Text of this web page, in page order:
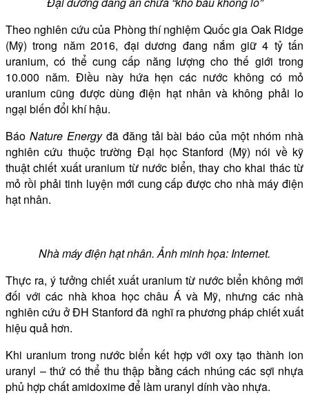
Theo nghiên cứu của Phòng thí nghiệm Quốc gia Oak Ridge
(Mỹ) trong năm 2016, đại dương đang nắm giữ 4 tỷ tấn
uranium, có thể cung cấp năng lượng cho thế giới trong
10.000 năm. Điều này hứa hẹn các nước không có mỏ
uranium cũng được dùng điện hạt nhân và không phải lo
ngại biến đổi khí hậu.
Báo Nature Energyđã đăng tải bài báo của một nhóm nhà
nghiên cứu thuộc trường Đại học Stanford (Mỹ) nói về kỹ
thuật chiết xuất uranium từ nước biển, thay cho khai thác từ
mỏ rồi phải tinh luyện mới cung cấp được cho nhà máy điện
hạt nhân.
Nhà máy điện hạt nhân. Ảnh minh họa: Internet.
Thực ra, ý tưởng chiết xuất uranium từ nước biển không mới
đối với các nhà khoa học châu Á và Mỹ, nhưng các nhà
nghiên cứu ở ĐH Stanford đã nghĩ ra phương pháp chiết xuất
hiệu quả hơn.
Khi uranium trong nước biển kết hợp với oxy tạo thành ion
uranyl – thứ có thể thu thập bằng cách nhúng các sợi nhựa
phủ hợp chất amidoxime để làm uranyl dính vào nhựa.